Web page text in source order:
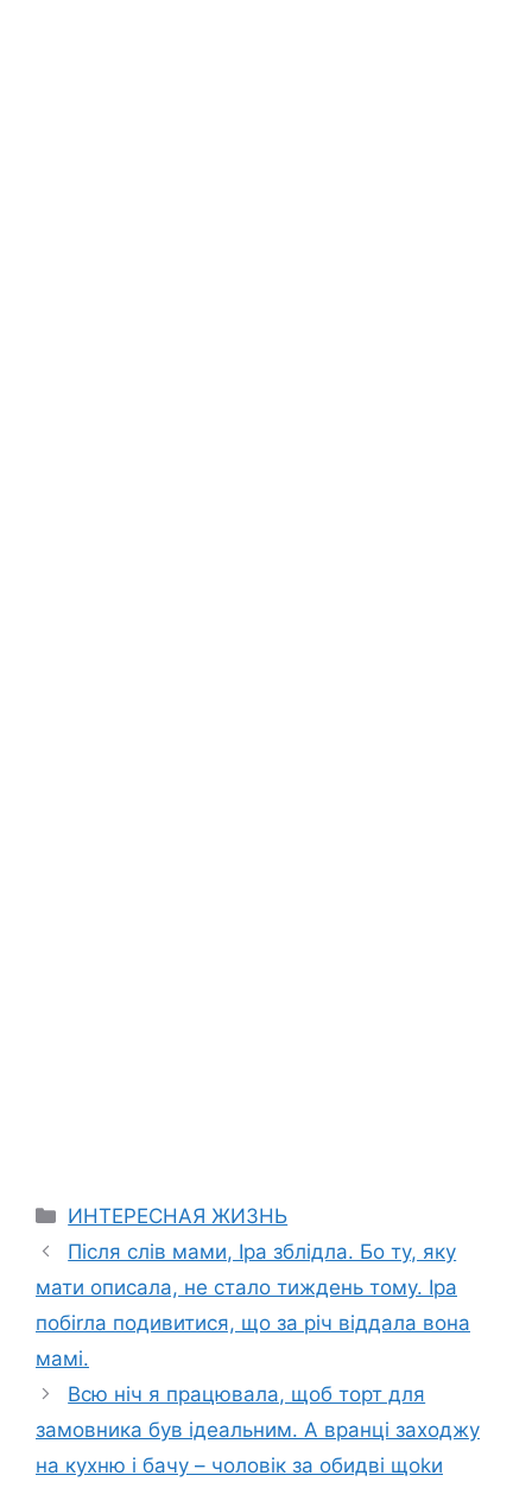
Categories
ИНТЕРЕСНАЯ ЖИЗНЬ
Після слів мами, Іра зблідла. Бо ту, яку
мати описала, не стало тиждень тому. Іра
побіrла подивитися, що за річ віддала вона
мамі.
Всю ніч я працювала, щоб торт для
замовника був ідеальним. А вранці заходжу
на кухню і бачу – чоловік за обидві щоkи